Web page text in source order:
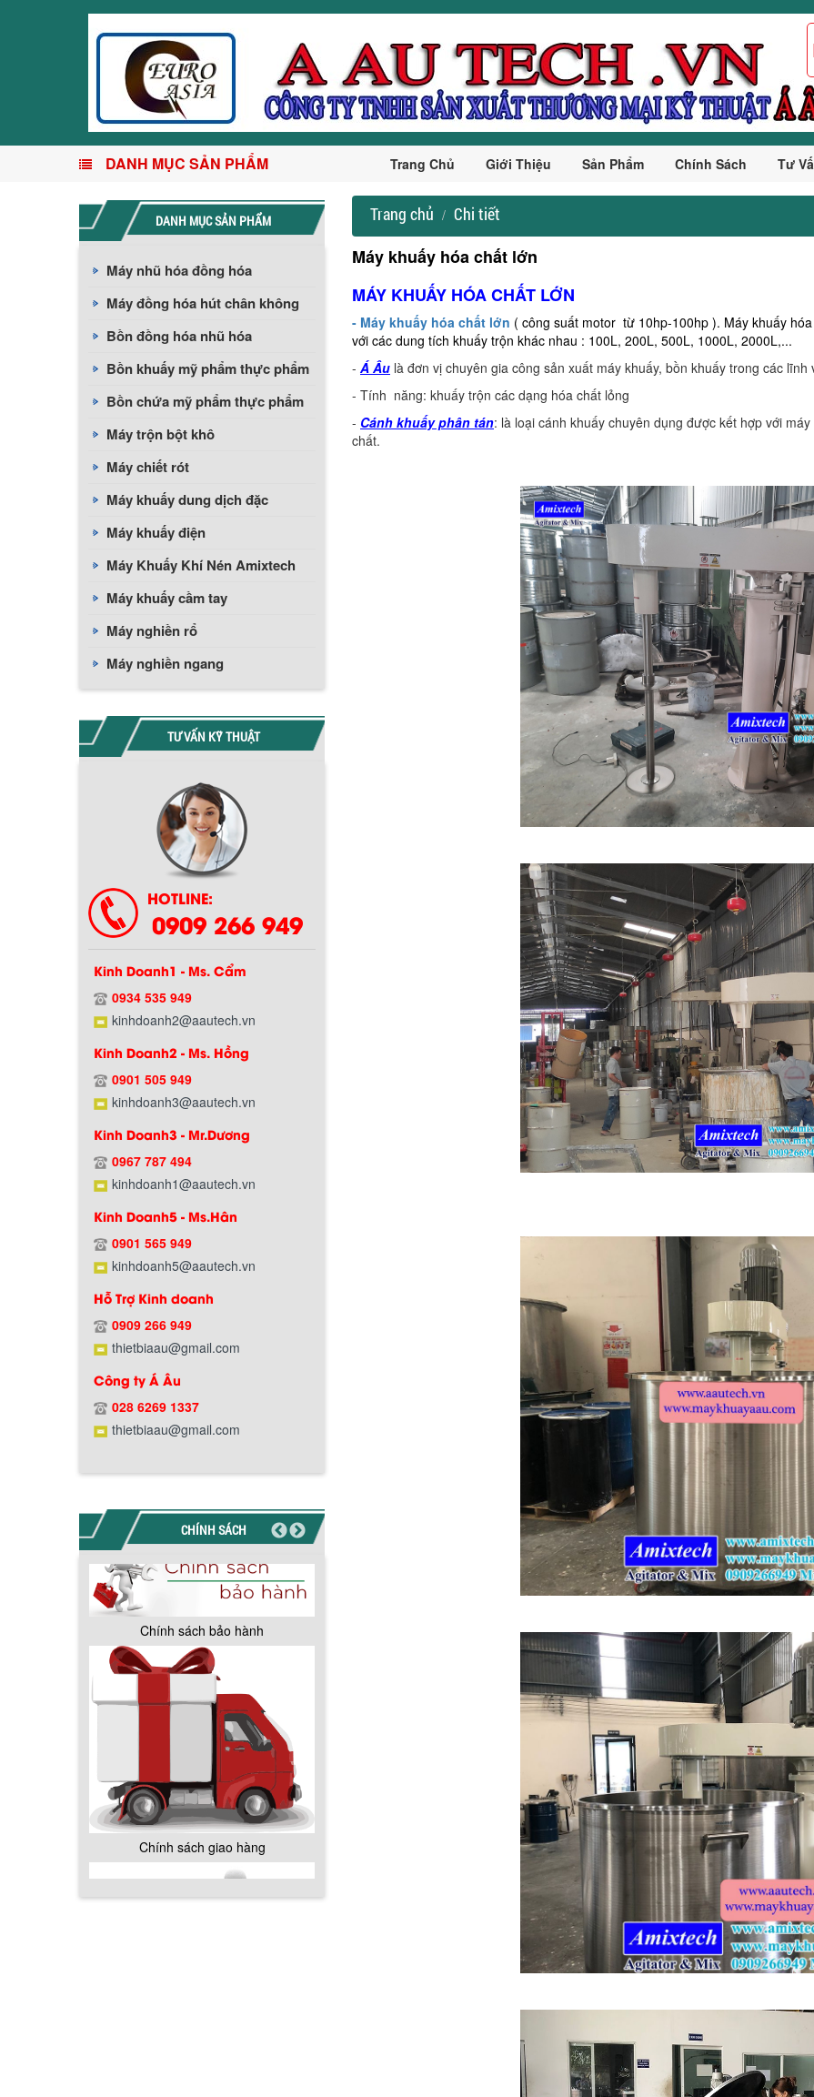
DANH MỤC SẢN PHẨM Trang Chủ Giới Thiệu Sản Phẩm Chính Sách Tư
DANH MỤC SẢN PHẨM
Máy nhũ hóa đồng hóa
Máy đồng hóa hút chân không
Bồn đồng hóa nhũ hóa
Bồn khuấy mỹ phẩm thực phẩm
Bồn chứa mỹ phẩm thực phẩm
Máy trộn bột khô
Máy chiết rót
Máy khuấy dung dịch đặc
Máy khuấy điện
Máy Khuấy Khí Nén Amixtech
Máy khuấy cầm tay
Máy nghiền rổ
Máy nghiền ngang
TƯ VẤN KỸ THUẬT
HOTLINE:
0909 266 949
Kinh Doanh1 - Ms. Cẩm
0934 535 949
kinhdoanh2@aautech.vn
Kinh Doanh2 - Ms. Hồng
0901 505 949
kinhdoanh3@aautech.vn
Kinh Doanh3 - Mr.Dương
0967 787 494
kinhdoanh1@aautech.vn
Kinh Doanh5 - Ms.Hân
0901 565 949
kinhdoanh5@aautech.vn
Hỗ Trợ Kinh doanh
0909 266 949
thietbiaau@gmail.com
Công ty Á Âu
028 6269 1337
thietbiaau@gmail.com
CHÍNH SÁCH
Chính sách bảo hành
Chính sách giao hàng
Hướng dẫn thanh toán mua hàng
Chính sách đổi trả hàng
Chính sách bảo hành
Chính sách giao hàng
Trang chủ Chi tiết
Máy khuấy hóa chất lớn
MÁY KHUẤY HÓA CHẤT LỚN
- Máy khuấy hóa chất lớn ( công suất motor từ 10hp-100hp ). Máy khuấy
với các dung tích khuấy trộn khác nhau : 100L, 200L, 500L, 1000L, 2000L,...
- Á Âu là đơn vị chuyên gia công sản xuất máy khuấy, bồn khuấy trong các
- Tính năng: khuấy trộn các dạng hóa chất lỏng
- Cánh khuấy phân tán: là loại cánh khuấy chuyên dụng được kết hợp với
chất.